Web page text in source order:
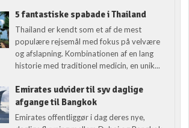
5 fantastiske spabade i Thailand
Thailand er kendt som et af de mest
populære rejsemål med fokus på velvære
og afslapning. Kombinationen af en lang
historie med traditionel medicin, en unik...
Emirates udvider til syv daglige
afgange til Bangkok
Emirates offentliggør i dag deres nye,